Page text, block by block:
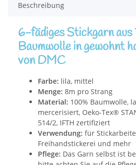
Beschreibung
6-fädiges Stickgarn aus
Baumwolle in gewohnt
von DMC
Farbe: lila, mittel
Menge: 8m pro Strang
Material: 100% Baumwolle,
mercerisiert, Oeko-Tex®
514/2, IFTH zertifiziert
Verwendung: für
Freihandstickerei und mehr
Pflege: Das Garn selbst ist